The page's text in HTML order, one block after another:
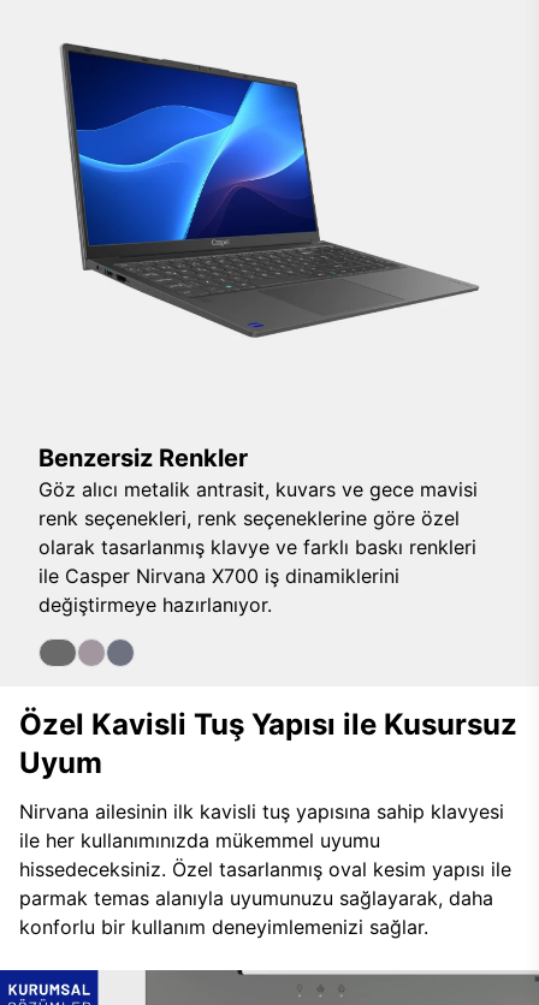
Benzersiz Renkler
Göz alıcı metalik antrasit, kuvars ve gece mavisi
renk seçenekleri, renk seçeneklerine göre özel
olarak tasarlanmış klavye ve farklı baskı renkleri
ile Casper Nirvana X700 iş dinamiklerini
değiştirmeye hazırlanıyor.
Özel Kavisli Tuş Yapısı ile Kusursuz
Uyum
Nirvana ailesinin ilk kavisli tuş yapısına sahip klavyesi
ile her kullanımınızda mükemmel uyumu
hissedeceksiniz. Özel tasarlanmış oval kesim yapısı ile
parmak temas alanıyla uyumunuzu sağlayarak, daha
konforlu bir kullanım deneyimlemenizi sağlar.